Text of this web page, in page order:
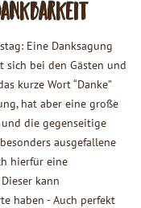
Eine Danksagung
bei den Gästen und
kurze Wort “Danke”
hat aber eine große
die gegenseitige
ausgefallene
hierfür eine
kann
haben - Auch perfekt